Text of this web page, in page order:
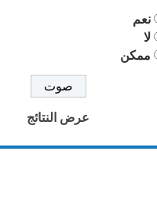
نعم
لا
ممكن
عرض النتائج